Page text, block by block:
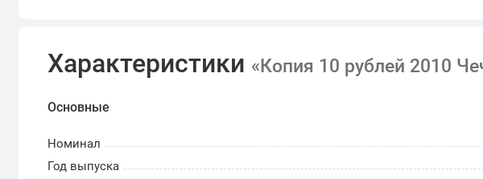
Характеристики «Копия 10 рублей 2010
Основные
Номинал
Год выпуска